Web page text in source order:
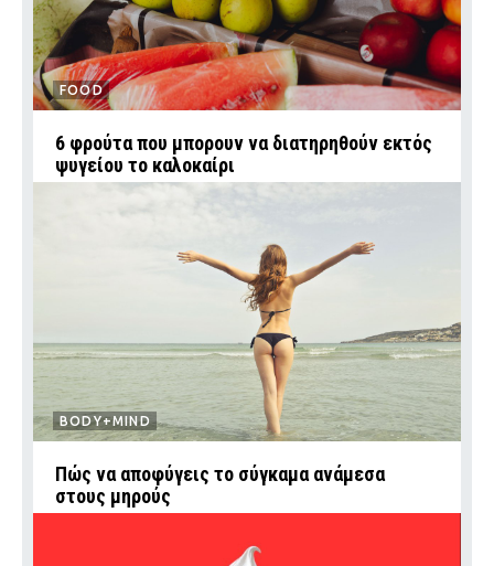
FOOD
6 φρούτα που μπορουν να διατηρηθούν εκτός
ψυγείου το καλοκαίρι
BODY+MIND
Πώς να αποφύγεις το σύγκαμα ανάμεσα
στους μηρούς